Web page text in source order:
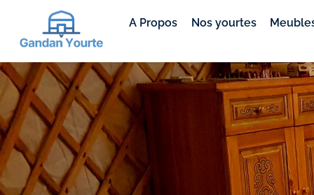
A Propos Nos yourtes